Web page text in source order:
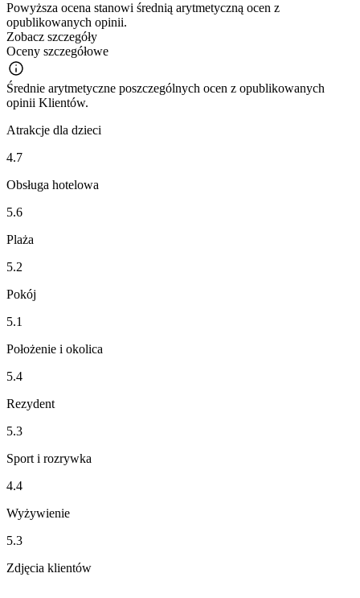
Powyższa ocena stanowi średnią arytmetyczną ocen z
opublikowanych opinii.
Zobacz szczegóły
Oceny szczegółowe
Średnie arytmetyczne poszczególnych ocen z opublikowanych
opinii Klientów.
Atrakcje dla dzieci
4.7
Obsługa hotelowa
5.6
Plaża
5.2
Pokój
5.1
Położenie i okolica
5.4
Rezydent
5.3
Sport i rozrywka
4.4
Wyżywienie
5.3
Zdjęcia klientów